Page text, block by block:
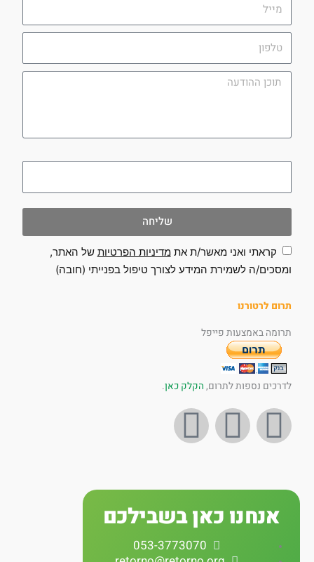
שליחה
קראתי ואני מאשר/ת אתמדיניות הפרטיותשל האתר,
ומסכים/ה לשמירת המידע לצורך טיפול בפנייתי (חובה)
תרום לרטורנו
תרומה באמצעות פייפל
לדרכים נספות לתרום,הקלק כאן.
F
c
e
Y
u
t
I
s
t
אנחנו כאן בשבילכם
053-3773070